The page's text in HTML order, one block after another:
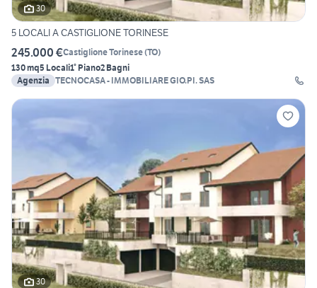
30
5 LOCALI A CASTIGLIONE TORINESE
245.000 €Castiglione Torinese(TO)
130 mq5 Locali1° Piano2 Bagni
Agenzia TECNOCASA - IMMOBILIARE GIO.PI. SAS
30